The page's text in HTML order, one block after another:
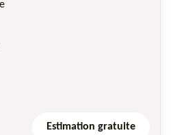
Estimation gratuite